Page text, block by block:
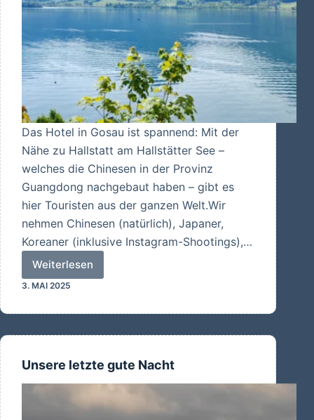
Das Hotel in Gosau ist spannend: Mit der
Nähe zu Hallstatt am Hallstätter See –
welches die Chinesen in der Provinz
Guangdong nachgebaut haben – gibt es
hier Touristen aus der ganzen Welt.Wir
nehmen Chinesen (natürlich), Japaner,
Koreaner (inklusive Instagram-Shootings),…
Weiterlesen
Seen
und
3. MAI 2025
Unsere letzte gute Nacht